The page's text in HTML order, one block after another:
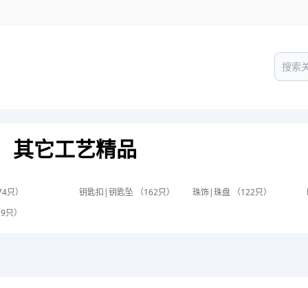
其它工艺精品
只） 钥匙扣|钥匙坠 （162只） 珠饰|珠盘 （122只）
）